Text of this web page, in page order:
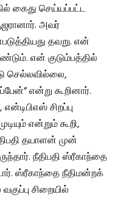
கைது செய்யப்பட்ட
அவர்
தவறு. என்
என் குடும்பத்தில்
செல்லவில்லை,
என்று கூறினார்.
சிறப்பு
என்றும் கூறி,
தயாளன் முன்
நீதிபதி ஸ்ரீகாந்தை
ஸ்ரீகாந்தை நீதிமன்றக்
சிறையில்